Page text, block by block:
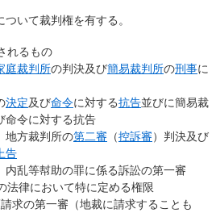
いて裁判権を有する。
れるもの
庭裁判所の判決及び簡易裁判所の刑事に
決定及び命令に対する抗告並びに簡易裁
命令に対する抗告
地方裁判所の第二審 （控訴審）判決及び
告
内乱等幇助の罪に係る訴訟の第一審
法律において特に定める権限
求の第一審（地裁に請求することも